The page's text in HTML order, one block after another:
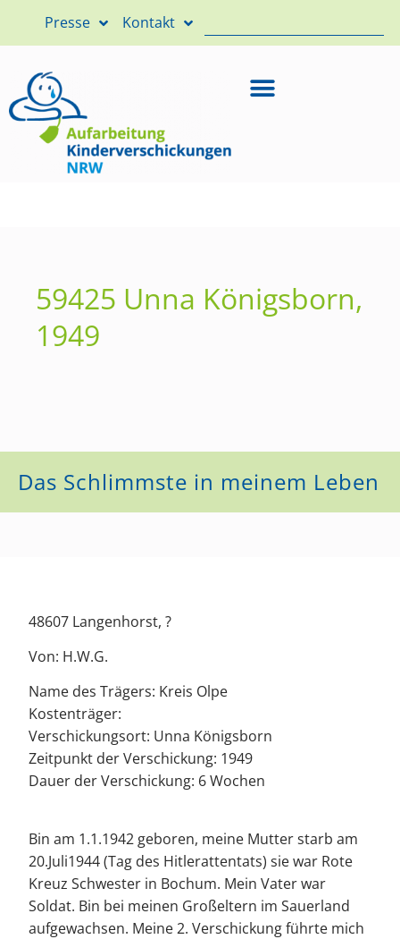
Presse Kontakt
59425 Unna Königsborn,
1949
Das Schlimmste in meinem Leben
48607 Langenhorst, ?
Von: H.W.G.
Name des Trägers: Kreis Olpe
Kostenträger:
Verschickungsort: Unna Königsborn
Zeitpunkt der Verschickung: 1949
Dauer der Verschickung: 6 Wochen
Bin am 1.1.1942 geboren, meine Mutter starb am
20.Juli1944 (Tag des Hitlerattentats) sie war Rote
Kreuz Schwester in Bochum. Mein Vater war
Soldat. Bin bei meinen Großeltern im Sauerland
aufgewachsen. Meine 2. Verschickung führte mich